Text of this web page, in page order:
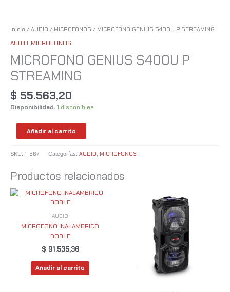
Inicio / AUDIO / MICROFONOS / MICROFONO GENIUS S400U P STREAMING
AUDIO, MICROFONOS
MICROFONO GENIUS S400U P
STREAMING
$ 55.563,20
Disponibilidad:1 disponibles
Añadir al carrito
SKU: 1_667 Categorías: AUDIO MICROFONOS
Productos relacionados
AUDIO
MICROFONO INALAMBRICO
DOBLE
$ 91.535,36
Añadir al carrito